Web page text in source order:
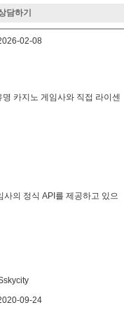
담하기
02-08
카지노 게임사와 직접 라이센
의 정식 API를 제공하고 있으
09-24